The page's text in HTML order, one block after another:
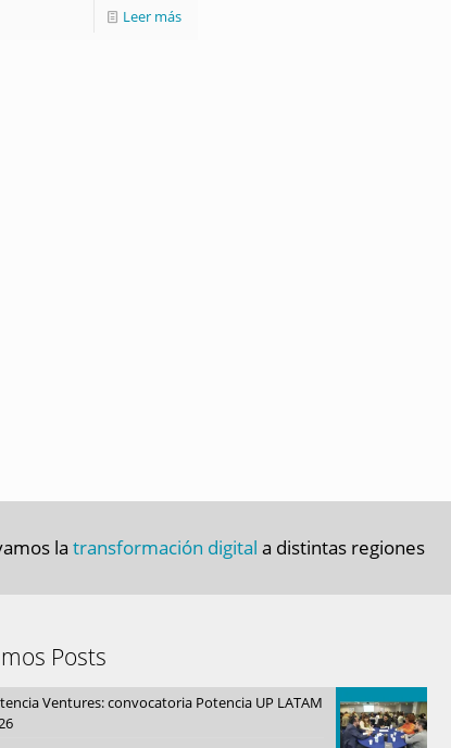
Leer más
la transformación digital a distintas regiones
Posts
Ventures: convocatoria Potencia UP LATAM